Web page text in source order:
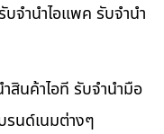
จำนำไอแพค รับจำนำ
สินค้าไอที รับจำนำมือ
รนด์เนมต่างๆ